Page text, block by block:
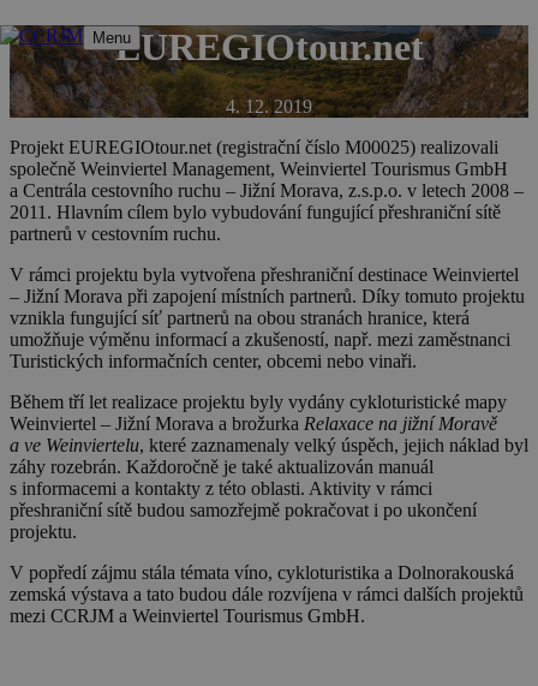
Přeskočit
na
obsah
MenuEUREGIOtour.net
4. 12. 2019
Projekt EUREGIOtour.net (registrační číslo M00025) realizovali
společně Weinviertel Management, Weinviertel Tourismus GmbH
a Centrála cestovního ruchu – Jižní Morava, z.s.p.o. v letech 2008 –
2011. Hlavním cílem bylo vybudování fungující přeshraniční sítě
partnerů v cestovním ruchu.
V rámci projektu byla vytvořena přeshraniční destinace Weinviertel
– Jižní Morava při zapojení místních partnerů. Díky tomuto projektu
vznikla fungující síť partnerů na obou stranách hranice, která
umožňuje výměnu informací a zkušeností, např. mezi zaměstnanci
Turistických informačních center, obcemi nebo vinaři.
Během tří let realizace projektu byly vydány cykloturistické mapy
Weinviertel – Jižní Morava a brožurka Relaxace na jižní Moravě
a ve Weinviertelu, které zaznamenaly velký úspěch, jejich náklad byl
záhy rozebrán. Každoročně je také aktualizován manuál
s informacemi a kontakty z této oblasti. Aktivity v rámci
přeshraniční sítě budou samozřejmě pokračovat i po ukončení
projektu.
V popředí zájmu stála témata víno, cykloturistika a Dolnorakouská
zemská výstava a tato budou dále rozvíjena v rámci dalších projektů
mezi CCRJM a Weinviertel Tourismus GmbH.